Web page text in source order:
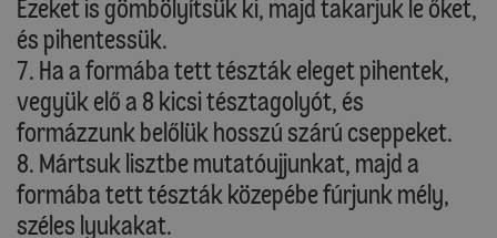
Ezeket is gömbölyítsük ki, majd takarjuk le őket,
és pihentessük.
7. Ha a formába tett tészták eleget pihentek,
vegyük elő a 8 kicsi tésztagolyót, és
formázzunk belőlük hosszú szárú cseppeket.
8. Mártsuk lisztbe mutatóujjunkat, majd a
formába tett tészták közepébe fúrjunk mély,
széles lyukakat.